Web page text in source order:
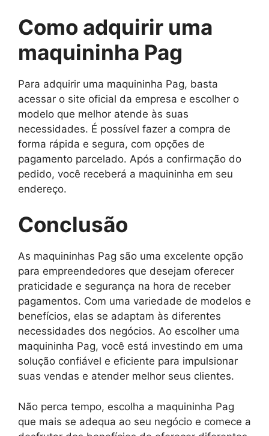
Como adquirir uma
maquininha Pag
Para adquirir uma maquininha Pag, basta
acessar o site oficial da empresa e escolher o
modelo que melhor atende às suas
necessidades. É possível fazer a compra de
forma rápida e segura, com opções de
pagamento parcelado. Após a confirmação do
pedido, você receberá a maquininha em seu
endereço.
Conclusão
As maquininhas Pag são uma excelente opção
para empreendedores que desejam oferecer
praticidade e segurança na hora de receber
pagamentos. Com uma variedade de modelos e
benefícios, elas se adaptam às diferentes
necessidades dos negócios. Ao escolher uma
maquininha Pag, você está investindo em uma
solução confiável e eficiente para impulsionar
suas vendas e atender melhor seus clientes.
Não perca tempo, escolha a maquininha Pag
que mais se adequa ao seu negócio e comece a